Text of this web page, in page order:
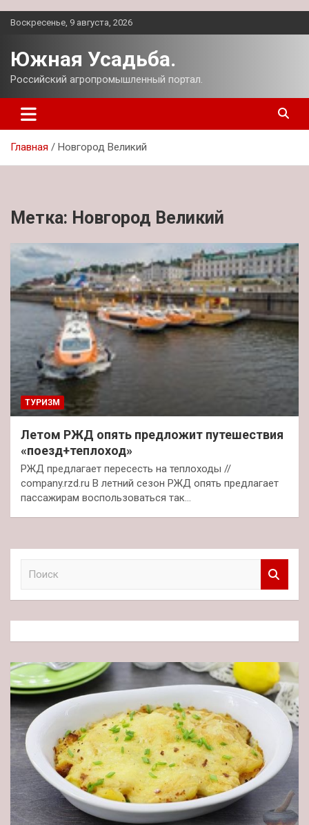
Перейти
Воскресенье, 9 августа, 2026
Южная Усадьба.
Российский агропромышленный портал.
Главная Новгород Великий
Метка: Новгород Великий
ТУРИЗМ
Летом РЖД опять предложит путешествия
«поезд+теплоход»
РЖД предлагает пересесть на теплоходы //
company.rzd.ru В летний сезон РЖД опять предлагает
пассажирам воспользоваться так…
к